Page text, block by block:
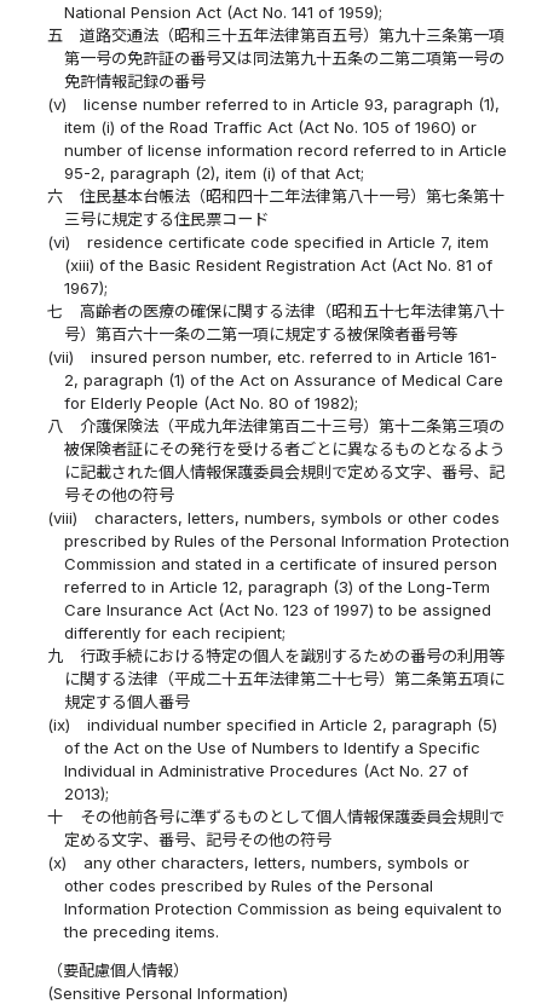
National Pension Act (Act No. 141 of 1959);
五
道路交通法（昭和三十五年法律第百五号）第九十三条第一項
第一号の免許証の番号又は同法第九十五条の二第二項第一号の
免許情報記録の番号
(v)
license number referred to in Article 93, paragraph (1),
item (i) of the Road Traffic Act (Act No. 105 of 1960) or
number of license information record referred to in Article
95-2, paragraph (2), item (i) of that Act;
六
住民基本台帳法（昭和四十二年法律第八十一号）第七条第十
三号に規定する住民票コード
(vi)
residence certificate code specified in Article 7, item
(xiii) of the Basic Resident Registration Act (Act No. 81 of
1967);
七
高齢者の医療の確保に関する法律（昭和五十七年法律第八十
号）第百六十一条の二第一項に規定する被保険者番号等
(vii)
insured person number, etc. referred to in Article 161-
2, paragraph (1) of the Act on Assurance of Medical Care
for Elderly People (Act No. 80 of 1982);
八
介護保険法（平成九年法律第百二十三号）第十二条第三項の
被保険者証にその発行を受ける者ごとに異なるものとなるよう
に記載された個人情報保護委員会規則で定める文字、番号、記
号その他の符号
(viii)
characters, letters, numbers, symbols or other codes
prescribed by Rules of the Personal Information Protection
Commission and stated in a certificate of insured person
referred to in Article 12, paragraph (3) of the Long-Term
Care Insurance Act (Act No. 123 of 1997) to be assigned
differently for each recipient;
九
行政手続における特定の個人を識別するための番号の利用等
に関する法律（平成二十五年法律第二十七号）第二条第五項に
規定する個人番号
(ix)
individual number specified in Article 2, paragraph (5)
of the Act on the Use of Numbers to Identify a Specific
Individual in Administrative Procedures (Act No. 27 of
2013);
十
その他前各号に準ずるものとして個人情報保護委員会規則で
定める文字、番号、記号その他の符号
(x)
any other characters, letters, numbers, symbols or
other codes prescribed by Rules of the Personal
Information Protection Commission as being equivalent to
the preceding items.
（要配慮個人情報）
(Sensitive Personal Information)